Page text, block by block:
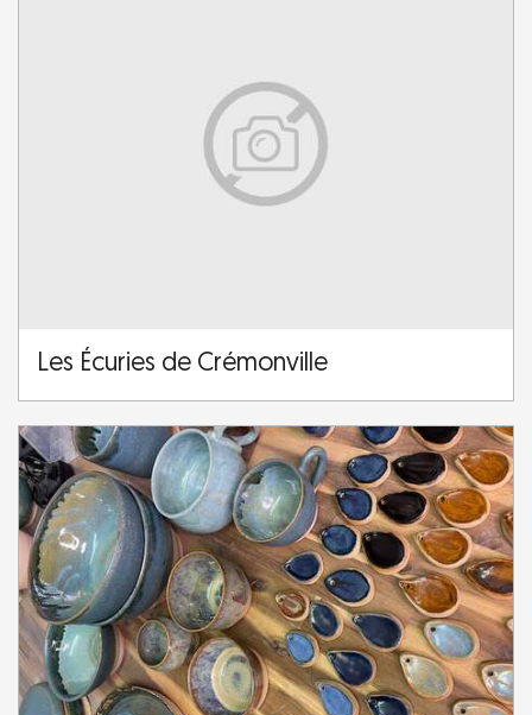
Les Écuries de Crémonville